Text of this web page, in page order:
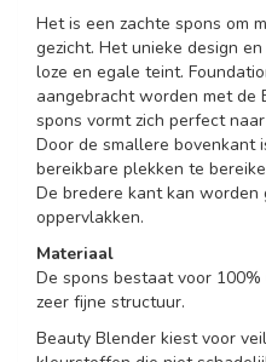
Het is een zachte spons om
gezicht. Het unieke design
loze en egale teint.
aangebracht worden met de
spons vormt zich perfect
Door de smallere bovenkant
bereikbare plekken te
De bredere kant kan worden
oppervlakken.
Materiaal
De spons bestaat voor
zeer fijne structuur.
Beauty Blender kiest voor